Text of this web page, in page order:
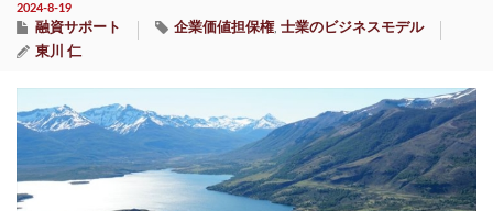
2024-8-19
融資サポート 企業価値担保権, 士業のビジネスモデル
東川 仁